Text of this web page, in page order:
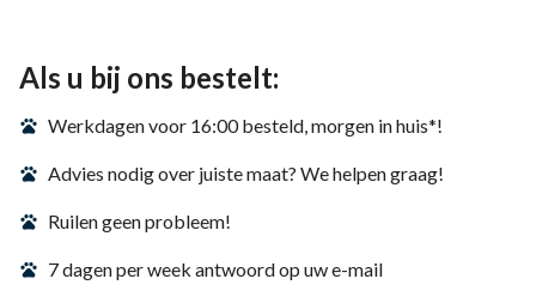
Als u bij ons bestelt:
Werkdagen voor 16:00 besteld, morgen in huis*!
Advies nodig over juiste maat? We helpen graag!
Ruilen geen probleem!
7 dagen per week antwoord op uw e-mail